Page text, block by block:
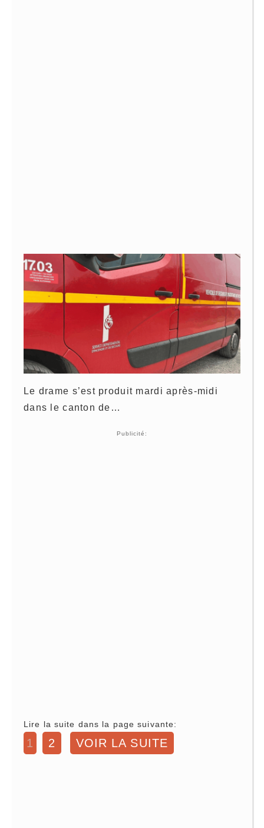
Le drame s’est produit mardi après-midi
dans le canton de…
Publicité:
Lire la suite dans la page suivante:
1 2 VOIR LA SUITE